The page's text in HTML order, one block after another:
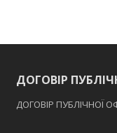
ДОГОВІР
ДОГОВІР ПУБЛІЧНОЇ